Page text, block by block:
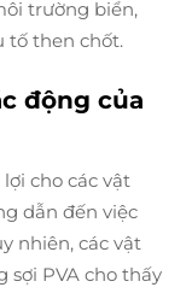
trường biển,
tố then chốt.
động của
cho các vật
dẫn đến việc
nhiên, các vật
sợi PVA cho thấy